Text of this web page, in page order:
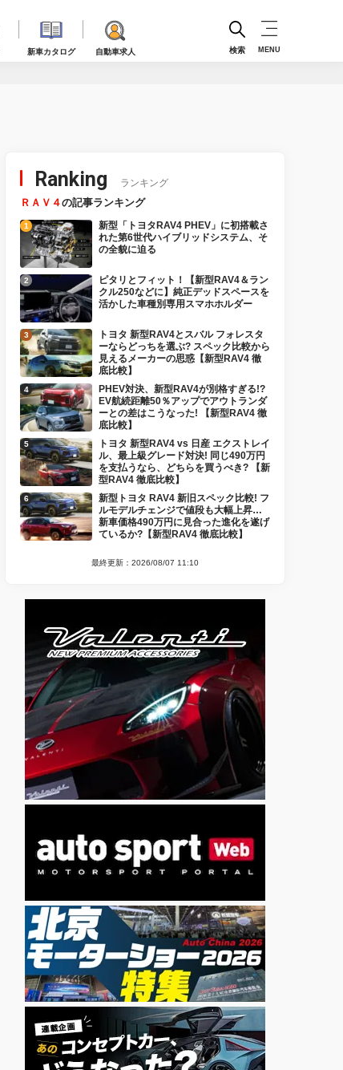
新車カタログ 自動車求人 検索 MENU
Ranking ランキング
ＲＡＶ４の記事ランキング
新型「トヨタRAV4 PHEV」に初搭載さ
れた第6世代ハイブリッドシステム、そ
の全貌に迫る
ピタリとフィット！【新型RAV4＆ラン
クル250などに】純正デッドスペースを
活かした車種別専用スマホホルダー
トヨタ 新型RAV4とスバル フォレスタ
ーならどっちを選ぶ? スペック比較から
見えるメーカーの思惑【新型RAV4 徹
底比較】
PHEV対決、新型RAV4が別格すぎる!?
EV航続距離50％アップでアウトランダ
ーとの差はこうなった! 【新型RAV4 徹
底比較】
トヨタ 新型RAV4 vs 日産 エクストレイ
ル、最上級グレード対決! 同じ490万円
を支払うなら、どちらを買うべき? 【新
型RAV4 徹底比較】
新型トヨタ RAV4 新旧スペック比較! フ
ルモデルチェンジで値段も大幅上昇…
新車価格490万円に見合った進化を遂げ
ているか?【新型RAV4 徹底比較】
最終更新：2026/08/07 11:10